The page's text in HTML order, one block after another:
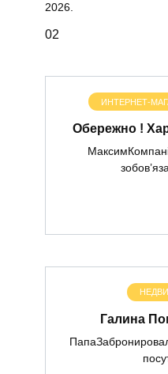
2026.
02
ИНТЕРНЕТ-
Обережно !
Галина